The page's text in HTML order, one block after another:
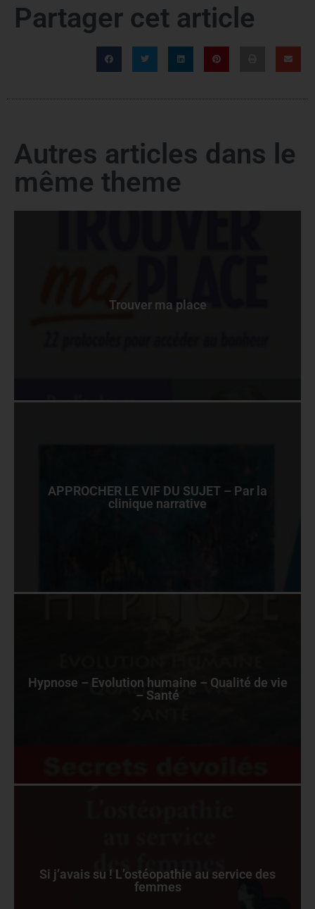
Partager cet article
Autres articles dans le
même theme
Trouver ma place
APPROCHER LE VIF DU SUJET – Par la
clinique narrative
Hypnose – Evolution humaine – Qualité de vie
– Santé
Si j’avais su ! L’ostéopathie au service des
femmes